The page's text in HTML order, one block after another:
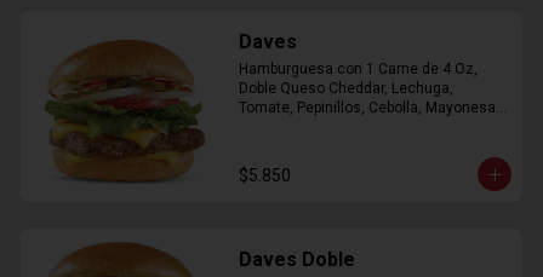
Daves
Hamburguesa con 1 Carne de 4 Oz,
Doble Queso Cheddar, Lechuga,
Tomate, Pepinillos, Cebolla, Mayonesa,
$5.850
Daves Doble